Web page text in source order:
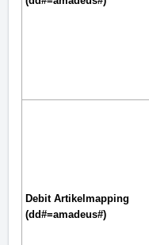
Debit Artikelmapping
(dd#=amadeus#)